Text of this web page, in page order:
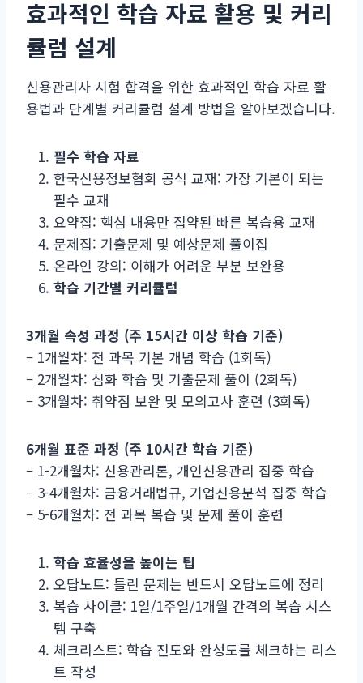
효과적인 학습 자료 활용 및 커리
큘럼 설계
신용관리사 시험 합격을 위한 효과적인 학습 자료 활
용법과 단계별 커리큘럼 설계 방법을 알아보겠습니다.
필수 학습 자료
한국신용정보협회 공식 교재: 가장 기본이 되는
필수 교재
요약집: 핵심 내용만 집약된 빠른 복습용 교재
문제집: 기출문제 및 예상문제 풀이집
온라인 강의: 이해가 어려운 부분 보완용
학습 기간별 커리큘럼
3개월 속성 과정 (주 15시간 이상 학습 기준)
– 1개월차: 전 과목 기본 개념 학습 (1회독)
– 2개월차: 심화 학습 및 기출문제 풀이 (2회독)
– 3개월차: 취약점 보완 및 모의고사 훈련 (3회독)
6개월 표준 과정 (주 10시간 학습 기준)
– 1-2개월차: 신용관리론, 개인신용관리 집중 학습
– 3-4개월차: 금융거래법규, 기업신용분석 집중 학습
– 5-6개월차: 전 과목 복습 및 문제 풀이 훈련
학습 효율성을 높이는 팁
오답노트: 틀린 문제는 반드시 오답노트에 정리
복습 사이클: 1일/1주일/1개월 간격의 복습 시스
템 구축
체크리스트: 학습 진도와 완성도를 체크하는 리스
트 작성